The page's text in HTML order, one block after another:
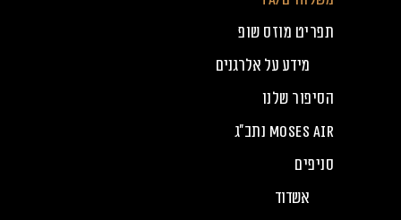
תפריט מוזס שופ
מידע על אלרגנים
הסיפור שלנו
Moses Air נתב”ג
סניפים
אשדוד